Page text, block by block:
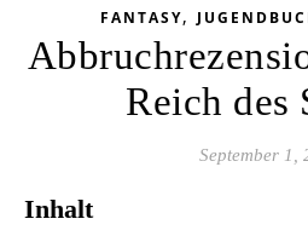
FANTASY,
Reich des
September 1,
Inhalt